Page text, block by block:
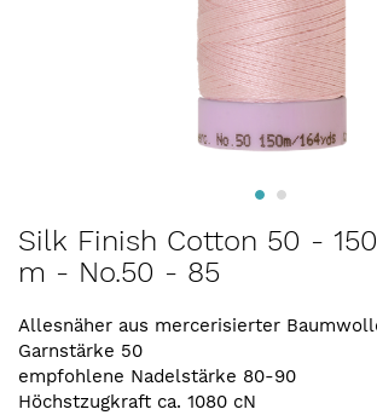
Zum
Anfang
der
springen
Silk Finish Cotton 50 - 150
m - No.50 - 85
Allesnäher aus mercerisierter
Garnstärke 50
empfohlene Nadelstärke 80-90
Höchstzugkraft ca. 1080 cN